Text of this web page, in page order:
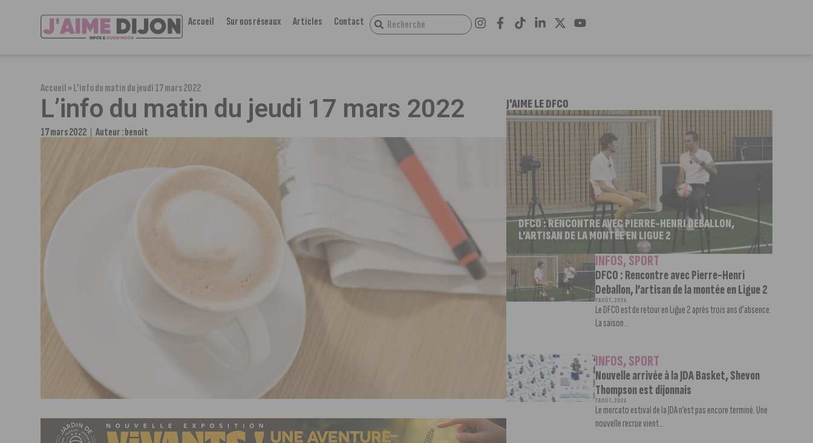
Accueil Sur nos réseaux Articles Contact
Accueil»L’info du matin du jeudi 17 mars 2022
L’info du matin du jeudi 17 mars 2022
17 mars 2022 Auteur :benoit
J'AIME LE DFCO
DFCO : RENCONTRE AVEC PIERRE-HENRI DEBALLON,
L’ARTISAN DE LA MONTÉE EN LIGUE 2
INFOS,SPORT
DFCO : Rencontre avec Pierre-Henri
Deballon, l’artisan de la montée en Ligue 2
7 AOÛT, 2026
Le DFCO est de retour en Ligue 2 après trois ans d’absence.
La saison...
INFOS,SPORT
Nouvelle arrivée à la JDA Basket, Shevon
Thompson est dijonnais
7 AOÛT, 2026
Le mercato estival de la JDA n’est pas encore terminé. Une
nouvelle recrue vient...